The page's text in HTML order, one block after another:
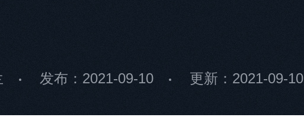
发布：2021-09-10 更新：2021-09-10